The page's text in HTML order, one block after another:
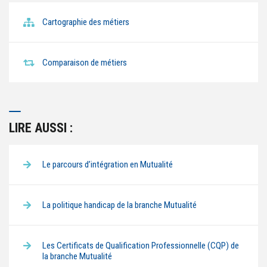
Cartographie des métiers
Comparaison de métiers
LIRE AUSSI :
Le parcours d’intégration en Mutualité
La politique handicap de la branche Mutualité
Les Certificats de Qualification Professionnelle (CQP) de
la branche Mutualité